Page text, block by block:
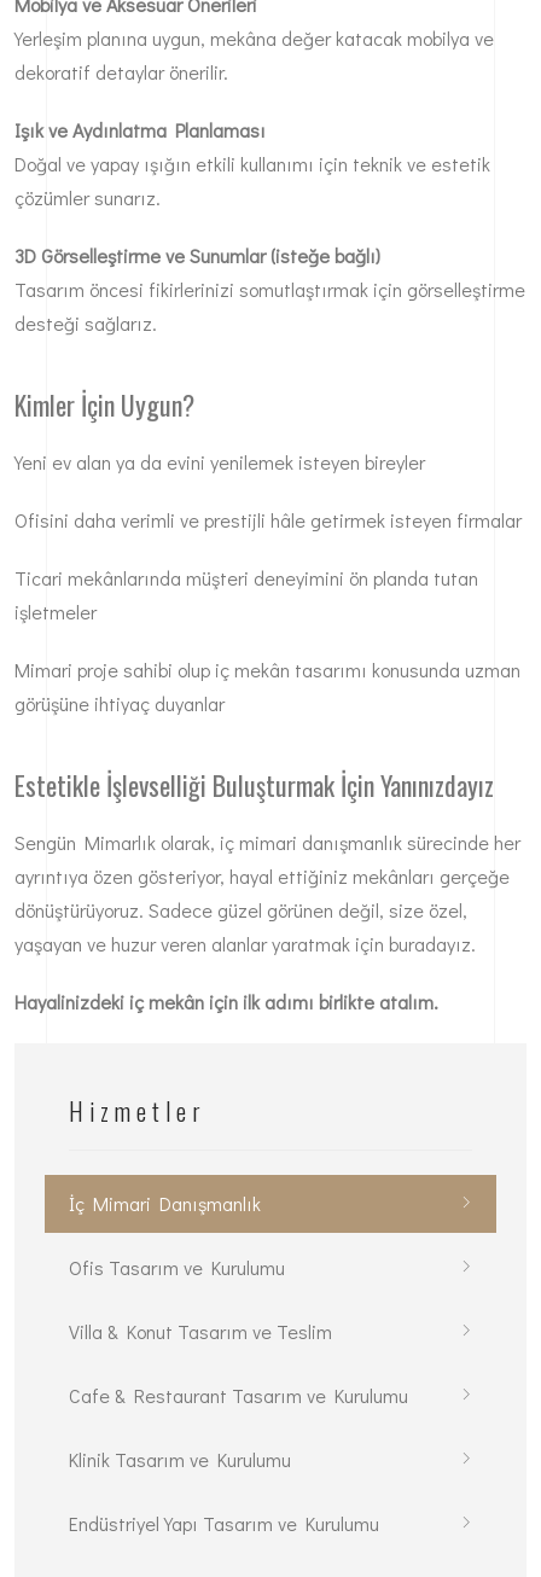
Yerleşim planına uygun, mekâna değer katacak mobilya ve
dekoratif detaylar önerilir.
Işık ve Aydınlatma Planlaması
Doğal ve yapay ışığın etkili kullanımı için teknik ve estetik
çözümler sunarız.
3D Görselleştirme ve Sunumlar (isteğe bağlı)
Tasarım öncesi fikirlerinizi somutlaştırmak için görselleştirme
desteği sağlarız.
Kimler İçin Uygun?
Yeni ev alan ya da evini yenilemek isteyen bireyler
Ofisini daha verimli ve prestijli hâle getirmek isteyen firmalar
Ticari mekânlarında müşteri deneyimini ön planda tutan
işletmeler
Mimari proje sahibi olup iç mekân tasarımı konusunda uzman
görüşüne ihtiyaç duyanlar
Estetikle İşlevselliği Buluşturmak İçin Yanınızdayız
Sengün Mimarlık olarak, iç mimari danışmanlık sürecinde her
ayrıntıya özen gösteriyor, hayal ettiğiniz mekânları gerçeğe
dönüştürüyoruz. Sadece güzel görünen değil, size özel,
yaşayan ve huzur veren alanlar yaratmak için buradayız.
Hayalinizdeki iç mekân için ilk adımı birlikte atalım.
Hizmetler
İç Mimari Danışmanlık
Ofis Tasarım ve Kurulumu
Villa & Konut Tasarım ve Teslim
Cafe & Restaurant Tasarım ve Kurulumu
Klinik Tasarım ve Kurulumu
Endüstriyel Yapı Tasarım ve Kurulumu